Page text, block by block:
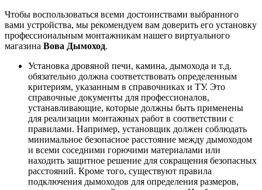
Чтобы воспользоваться всеми достоинствами выбранного
вами устройства, мы рекомендуем вам доверить его установку
профессиональным монтажникам нашего виртуального
магазина Вова Дымоход.
Установка дровяной печи, камина, дымохода и т.д.
обязательно должна соответствовать определенным
критериям, указанным в справочниках и ТУ. Это
справочные документы для профессионалов,
устанавливающие, которые должны быть применены
для реализации монтажных работ в соответствии с
правилами. Например, установщик должен соблюдать
минимальное безопасное расстояние между дымоходом
и всеми соседними горючими материалами или
находить защитное решение для сокращения безопасных
расстояний. Кроме того, существуют правила
подключения дымоходов для определения размеров,